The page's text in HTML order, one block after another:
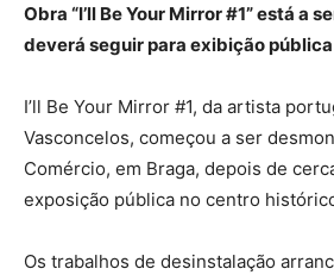
Obra “I’ll Be Your Mirror #1” está a
deverá seguir para exibição pública
I’ll Be Your Mirror #1, da artista
Vasconcelos, começou a ser
Comércio, em Braga, depois de
exposição pública no centro
Os trabalhos de desinstalação